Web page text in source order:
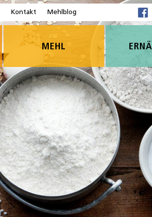
Kontakt Mehlblog
MEHL